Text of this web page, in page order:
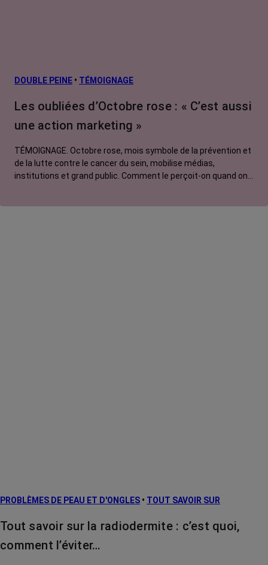
L’après cancer
Traitements
contre le cancer
DOUBLE PEINE • TÉMOIGNAGE
Les oubliées d’Octobre rose : « C’est aussi
une action marketing »
TÉMOIGNAGE. Octobre rose, mois symbole de la prévention et
de la lutte contre le cancer du sein, mobilise médias,
institutions et grand public. Comment le perçoit-on quand on
PROBLÈMES DE PEAU ET D'ONGLES • TOUT SAVOIR SUR
Tout savoir sur la radiodermite : c’est quoi,
comment l’éviter…